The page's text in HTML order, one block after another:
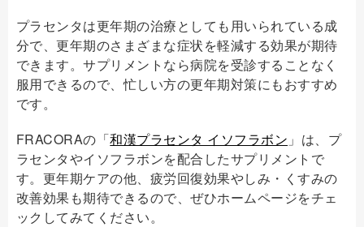
プラセンタは更年期の治療としても用いられている成
分で、更年期のさまざまな症状を軽減する効果が期待
できます。サプリメントなら病院を受診することなく
服用できるので、忙しい方の更年期対策にもおすすめ
です。
FRACORAの「和漢プラセンタ イソフラボン 」は、プ
ラセンタやイソフラボンを配合したサプリメントで
す。更年期ケアの他、疲労回復効果やしみ・くすみの
改善効果も期待できるので、ぜひホームページをチェ
ックしてみてください。